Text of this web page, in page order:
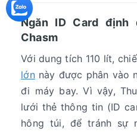
Ngăn ID Card
Chasm
Với dung tích 110 lít,
lớnnày được phân vào
đi máy bay. Vì vậy,
lưới thẻ thông tin (ID
hông túi, để tránh sự